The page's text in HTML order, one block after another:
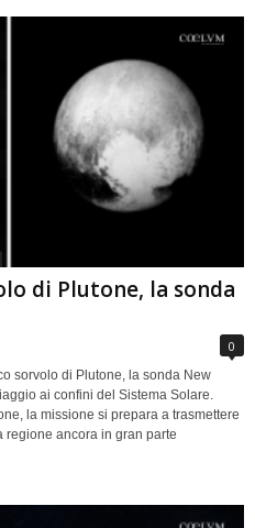
di Plutone, la sonda
0
sorvolo di Plutone, la sonda New
ai confini del Sistema Solare.
la missione si prepara a trasmettere
regione ancora in gran parte